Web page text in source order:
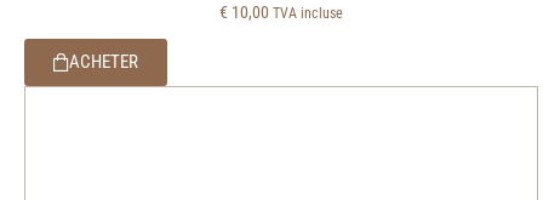
€ 10,00 TVA incluse
ACHETER